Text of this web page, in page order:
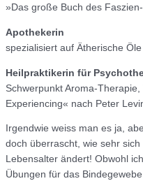
»Das große Buch des
Apothekerin
spezialisiert auf Ätherische
Heilpraktikerin für
Schwerpunkt Aroma-
Experiencing« nach Peter
Irgendwie weiss man es ja,
doch überrascht, wie sehr
Lebensalter ändert! Obwohl
Übungen für das